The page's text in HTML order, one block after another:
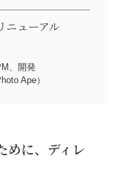
ューアル
、開発
Ape）
めに、ディレ